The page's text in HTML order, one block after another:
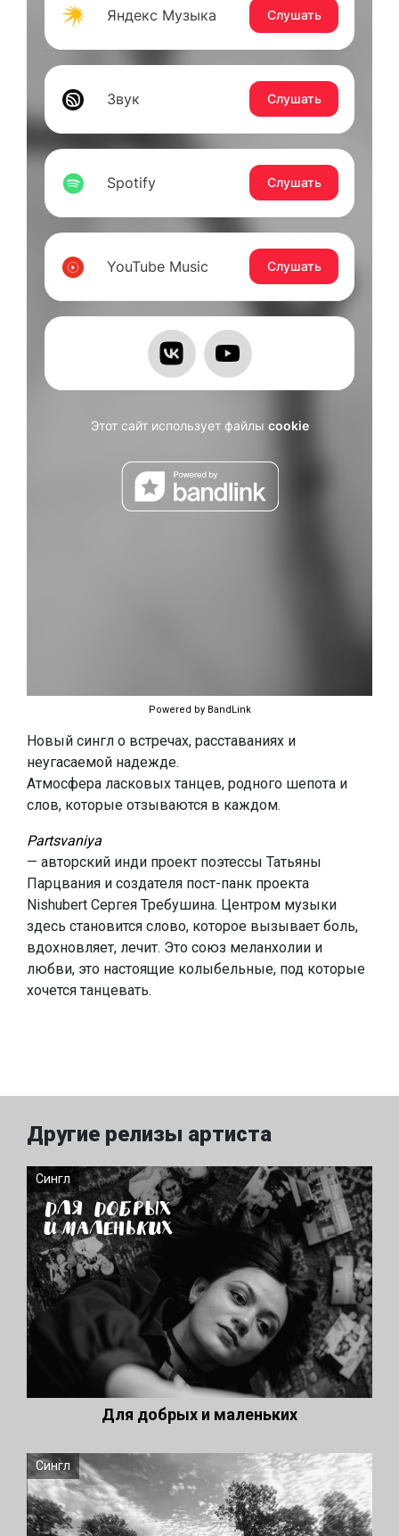
Powered by BandLink
Новый сингл о встречах, расставаниях и
неугасаемой надежде.
Атмосфера ласковых танцев, родного шепота и
слов, которые отзываются в каждом.
Partsvaniya
— авторский инди проект поэтессы Татьяны
Парцвания и создателя пост-панк проекта
Nishubert Сергея Требушина. Центром музыки
здесь становится слово, которое вызывает боль,
вдохновляет, лечит. Это союз меланхолии и
любви, это настоящие колыбельные, под которые
хочется танцевать.
Другие релизы артиста
Сингл
Для добрых и маленьких
Сингл